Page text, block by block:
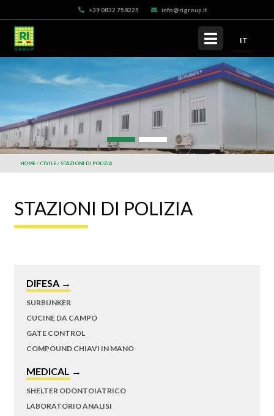
+39 0832 758225 info@rigroup.it
IT
HOME CIVILE STAZIONI DI POLIZIA
STAZIONI DI POLIZIA
DIFESA →
SURBUNKER
CUCINE DA CAMPO
GATE CONTROL
COMPOUND CHIAVI IN MANO
MEDICAL →
SHELTER ODONTOIATRICO
LABORATORIO ANALISI